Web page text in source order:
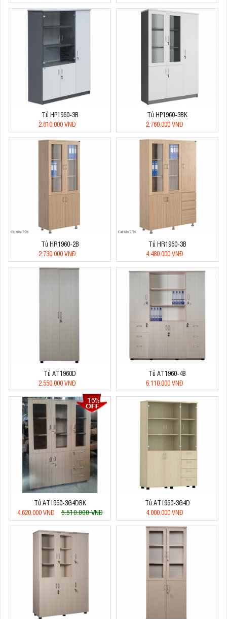
Tủ HP1960-3B
2.610.000 VNĐ
Tủ HP1960-3BK
2.760.000 VNĐ
Tủ HR1960-2B
2.730.000 VNĐ
Tủ HR1960-3B
4.480.000 VNĐ
Tủ AT1960D
2.550.000 VNĐ
Tủ AT1960-4B
6.110.000 VNĐ
16%
Tủ AT1960-3G4DBK
4.620.000 VNĐ
5.510.000 VNĐ
Tủ AT1960-3G4D
4.000.000 VNĐ